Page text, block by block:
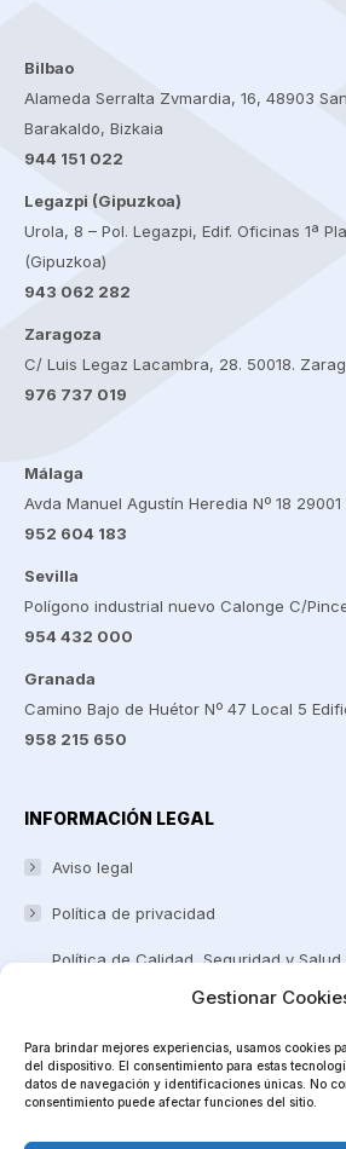
Gestionar
Para brindar mejores experiencias, usamos cookies
del dispositivo. El consentimiento para estas
datos de navegación y identificaciones únicas. No
consentimiento puede afectar funciones del sitio.
Bilbao
Alameda Serralta Zvmardia, 16, 48903
Barakaldo, Bizkaia
944 151 022
Legazpi (Gipuzkoa)
Urola, 8 – Pol. Legazpi, Edif. Oficinas 1ª
(Gipuzkoa)
943 062 282
Zaragoza
C/ Luis Legaz Lacambra, 28. 50018.
976 737 019
Málaga
Avda Manuel Agustín Heredia Nº 18 29001
952 604 183
Sevilla
Polígono industrial nuevo Calonge C/
954 432 000
Granada
Camino Bajo de Huétor Nº 47 Local 5
958 215 650
INFORMACIÓN LEGAL
Aviso legal
Política de privacidad
Política de Calidad, Seguridad y
Canal Ético